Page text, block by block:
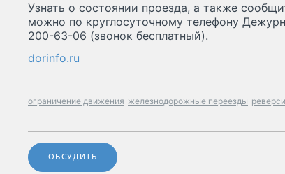
Узнать о состоянии проезда, а также
можно по круглосуточному телефону
200-63-06 (звонок бесплатный).
dorinfo.ru
ограничение движения железнодорожные переезды
ОБСУДИТЬ